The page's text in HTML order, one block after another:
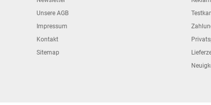
Unsere AGB
Impressum
Kontakt
Sitemap